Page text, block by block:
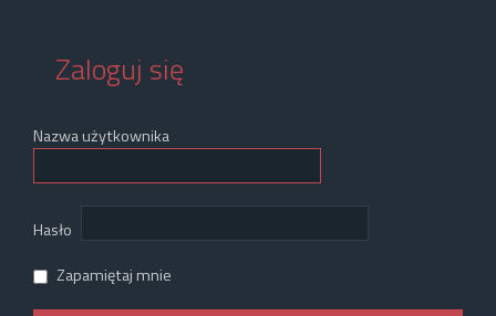
Zaloguj się
Nazwa użytkownika
Hasło
Zapamiętaj mnie